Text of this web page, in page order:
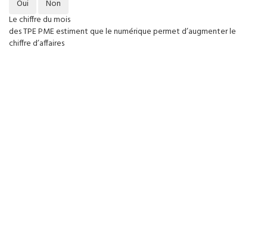
Oui
Non
Le chiffre du mois
des TPE PME estiment que le numérique permet d’augmenter le
chiffre d’affaires